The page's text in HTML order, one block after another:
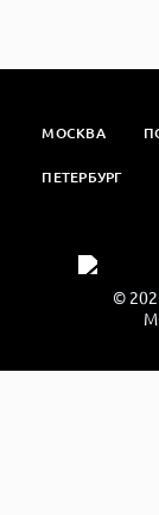
МОСКВА
ПЕТЕРБУРГ
©